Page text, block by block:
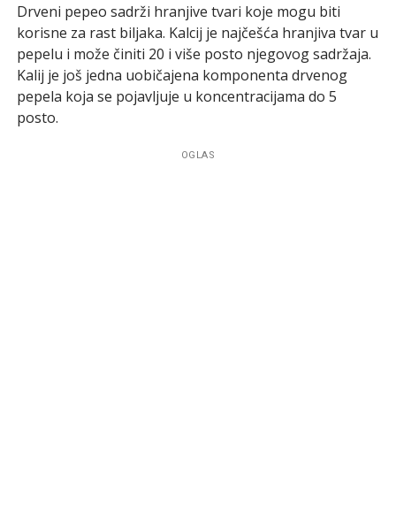
Drveni pepeo sadrži hranjive tvari koje mogu biti
korisne za rast biljaka. Kalcij je najčešća hranjiva tvar u
pepelu i može činiti 20 i više posto njegovog sadržaja.
Kalij je još jedna uobičajena komponenta drvenog
pepela koja se pojavljuje u koncentracijama do 5
posto.
OGLAS